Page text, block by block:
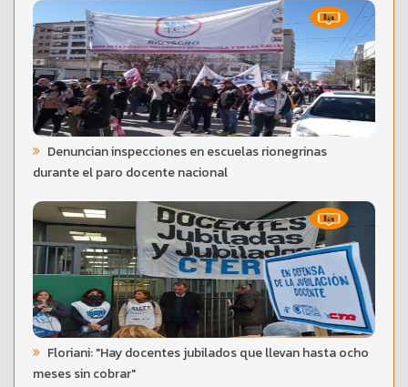
Denuncian inspecciones en escuelas rionegrinas
durante el paro docente nacional
Floriani: "Hay docentes jubilados que llevan hasta ocho
meses sin cobrar"